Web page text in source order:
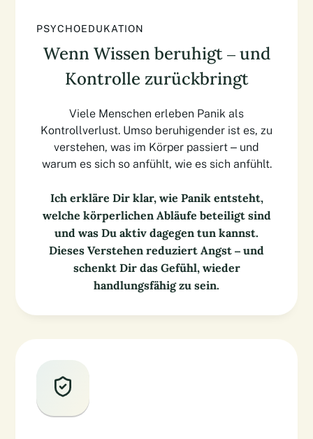
PSYCHOEDUKATION
Wenn Wissen beruhigt – und
Kontrolle zurückbringt
Viele Menschen erleben Panik als
Kontrollverlust. Umso beruhigender ist es, zu
verstehen, was im Körper passiert – und
warum es sich so anfühlt, wie es sich anfühlt.
Ich erkläre Dir klar, wie Panik entsteht,
welche körperlichen Abläufe beteiligt sind
und was Du aktiv dagegen tun kannst.
Dieses Verstehen reduziert Angst – und
schenkt Dir das Gefühl, wieder
handlungsfähig zu sein.